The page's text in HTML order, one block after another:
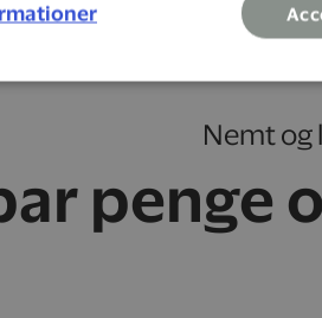
Nemt og
penge